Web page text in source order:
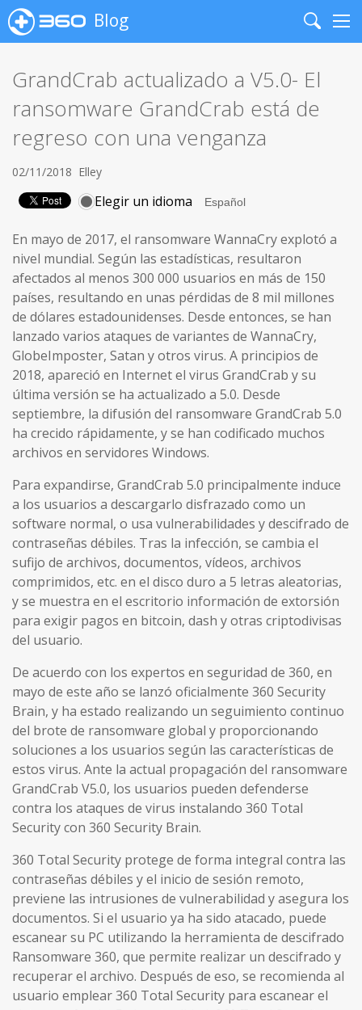
Blog
Search
GrandCrab actualizado a V5.0- El
ransomware GrandCrab está de
regreso con una venganza
02/11/2018 Elley
Elegir un idioma
En mayo de 2017, el ransomware WannaCry explotó a
nivel mundial. Según las estadísticas, resultaron
afectados al menos 300 000 usuarios en más de 150
países, resultando en unas pérdidas de 8 mil millones
de dólares estadounidenses. Desde entonces, se han
lanzado varios ataques de variantes de WannaCry,
GlobeImposter, Satan y otros virus. A principios de
2018, apareció en Internet el virus GrandCrab y su
última versión se ha actualizado a 5.0. Desde
septiembre, la difusión del ransomware GrandCrab 5.0
ha crecido rápidamente, y se han codificado muchos
archivos en servidores Windows.
Para expandirse, GrandCrab 5.0 principalmente induce
a los usuarios a descargarlo disfrazado como un
software normal, o usa vulnerabilidades y descifrado de
contraseñas débiles. Tras la infección, se cambia el
sufijo de archivos, documentos, vídeos, archivos
comprimidos, etc. en el disco duro a 5 letras aleatorias,
y se muestra en el escritorio información de extorsión
para exigir pagos en bitcoin, dash y otras criptodivisas
del usuario.
De acuerdo con los expertos en seguridad de 360, en
mayo de este año se lanzó oficialmente 360 Security
Brain, y ha estado realizando un seguimiento continuo
del brote de ransomware global y proporcionando
soluciones a los usuarios según las características de
estos virus. Ante la actual propagación del ransomware
GrandCrab V5.0, los usuarios pueden defenderse
contra los ataques de virus instalando 360 ​​Total
Security con 360 Security Brain.
360 Total Security protege de forma integral contra las
contraseñas débiles y el inicio de sesión remoto,
previene las intrusiones de vulnerabilidad y asegura los
documentos. Si el usuario ya ha sido atacado, puede
escanear su PC utilizando la herramienta de descifrado
Ransomware 360, que permite realizar un descifrado y
recuperar el archivo. Después de eso, se recomienda al
usuario emplear 360 Total Security para escanear el